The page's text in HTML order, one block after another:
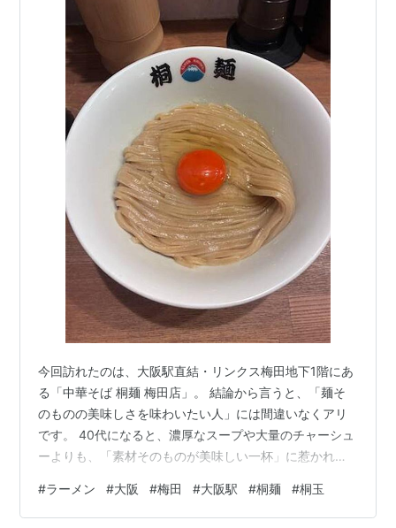
）敷地内を通過した上で大阪環状線に入るため、や
はり大阪駅は通らない。
＞＞ 路線案内 JR西日本 ＜＜
大阪環状線
以外の路線は東西に準拠して表記。駅
つきキーワードが存在する場合は〈〉で囲んで表
JR京都線 JR神戸線（東海道本線）新快速
姫路駅 加古川駅〉…西明石 …〈 神戸駅
三ノ宮駅〉← 下段へ↓
↑上段続き ←〈尼崎駅 〉 ←「〈大阪駅〉」→ 〈
〉→高槻→〈京都駅〉…
JR京都線・JR神戸線（東海道本線） 各駅停車
〈 姫路駅〉…〈加古川駅 〉…西明石 … 明石…〈神戸
〉…〈 三ノ宮駅 〉… 下段へ↓
↑上段続き …〈尼崎駅〉←〈塚口駅 〉 ←「〈大阪
〉」→ 〈新大阪駅〉…高槻…〈京都駅〉
■ JR京都線・琵琶湖線直通（JR神戸線経由）…
今回訪れたのは、大阪駅直結・リンクス梅田地下1階にあ
る「中華そば 桐麺 梅田店」。 結論から言うと、「麺そ
のものの美味しさを味わいたい人」には間違いなくアリ
です。 40代になると、濃厚なスープや大量のチャーシュ
ーよりも、「素材そのものが美味しい一杯」に惹かれる
を梅田でも楽しめる人気店です。 この記事では、 桐玉の
特徴 実際に食べた正直レビュー ボリューム・コスパ 40
#ラーメン #大阪 #梅田 #大阪駅 #桐麺 #桐玉